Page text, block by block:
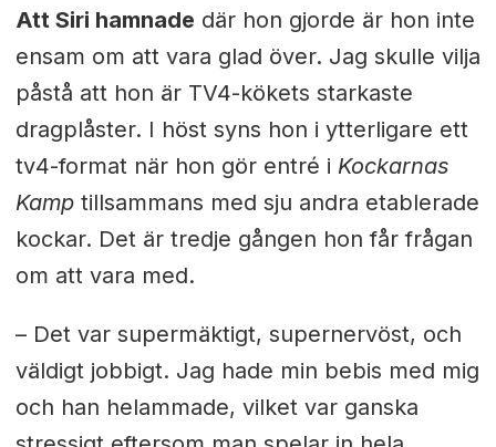
Att Siri hamnade där hon gjorde är hon inte
ensam om att vara glad över. Jag skulle vilja
påstå att hon är TV4-kökets starkaste
dragplåster. I höst syns hon i ytterligare ett
tv4-format när hon gör entré i Kockarnas
Kamptillsammans med sju andra etablerade
kockar. Det är tredje gången hon får frågan
om att vara med.
– Det var supermäktigt, supernervöst, och
väldigt jobbigt. Jag hade min bebis med mig
och han helammade, vilket var ganska